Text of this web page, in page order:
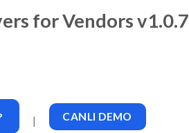
for Vendors v1.0.7
| CANLI DEMO